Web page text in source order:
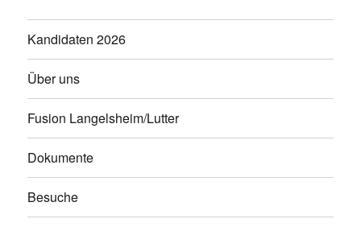
Kandidaten 2026
Über uns
Fusion Langelsheim/Lutter
Dokumente
Besuche